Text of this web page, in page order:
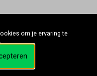
om je ervaring te